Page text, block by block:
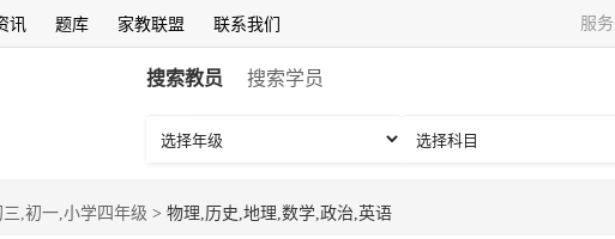
服
讯 题库 家教联盟 联系我们
搜索教员 搜索学员
,初一,小学四年级 > 物理,历史,地理,数学,政治,英语